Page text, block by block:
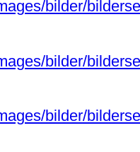
bilder/
bilder/
bilder/